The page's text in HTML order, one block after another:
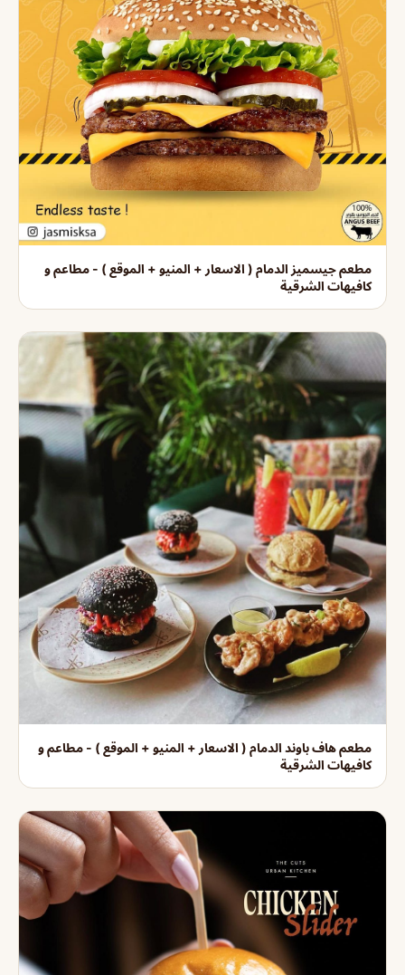
مطعم جيسميز الدمام ( الاسعار + المنيو + الموقع ) - مطاعم و
كافيهات الشرقية
مطعم هاف باوند الدمام ( الاسعار + المنيو + الموقع ) - مطاعم و
كافيهات الشرقية